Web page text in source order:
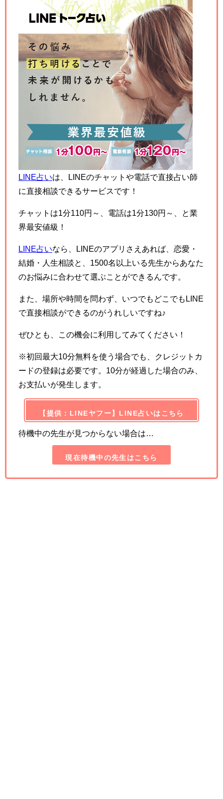
LINE占いは、LINEのチャットや電話で直接占い師
に直接相談できるサービスです！
チャットは1分110円～、電話は1分130円～、と業
界最安値級！
LINE占いなら、LINEのアプリさえあれば、恋愛・
結婚・人生相談と、1500名以上いる先生からあなた
のお悩みに合わせて選ぶことができるんです。
また、場所や時間を問わず、いつでもどこでもLINE
で直接相談ができるのがうれしいですね♪
ぜひとも、この機会に利用してみてください！
※初回最大10分無料を使う場合でも、クレジットカ
ードの登録は必要です。10分が経過した場合のみ、
お支払いが発生します。
【提供：LINEヤフー】LINE占いはこちら
待機中の先生が見つからない場合は…
現在待機中の先生はこちら